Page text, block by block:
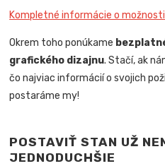
Kompletné informácie o
Okrem toho ponúkame
grafického dizajnu. Stačí, ak
čo najviac informácií o svojich
postaráme my!
POSTAVIŤ STAN UŽ
JEDNODUCHŠIE